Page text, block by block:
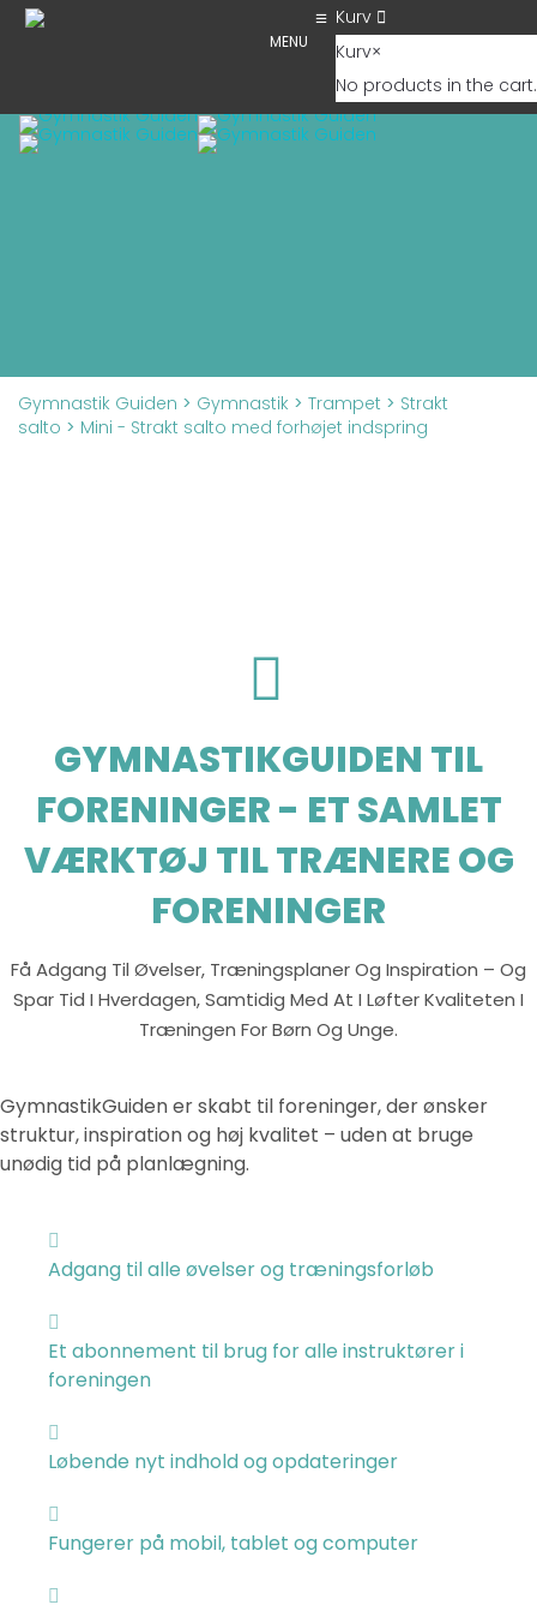
Kurv
Kurv×
No products in the cart.
MENU
Gymnastik Guiden > Gymnastik > Trampet > Strakt
salto > Mini - Strakt salto med forhøjet indspring
GYMNASTIKGUIDEN TIL
FORENINGER - ET SAMLET
VÆRKTØJ TIL TRÆNERE OG
FORENINGER
Få Adgang Til Øvelser, Træningsplaner Og Inspiration – Og
Spar Tid I Hverdagen, Samtidig Med At I Løfter Kvaliteten I
Træningen For Børn Og Unge.
GymnastikGuiden er skabt til foreninger, der ønsker
struktur, inspiration og høj kvalitet – uden at bruge
unødig tid på planlægning.
Adgang til alle øvelser og træningsforløb
Et abonnement til brug for alle instruktører i
foreningen
Løbende nyt indhold og opdateringer
Fungerer på mobil, tablet og computer